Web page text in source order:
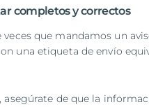
completos y correctos
que mandamos un
una etiqueta de envío
asegúrate de que la